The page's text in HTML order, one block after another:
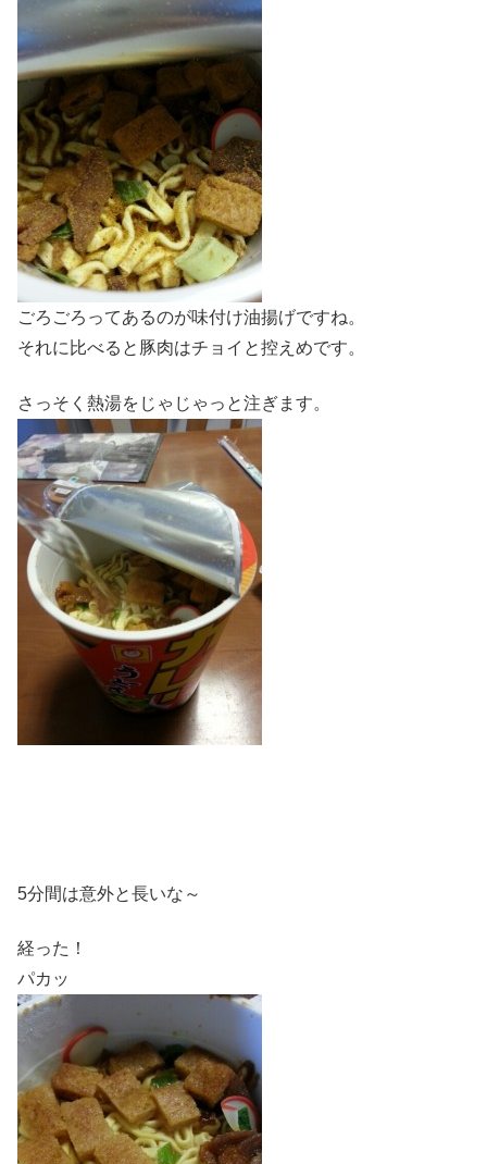
ごろごろってあるのが味付け油揚げですね。
それに比べると豚肉はチョイと控えめです。
さっそく熱湯をじゃじゃっと注ぎます。
5分間は意外と長いな～
経った！
パカッ